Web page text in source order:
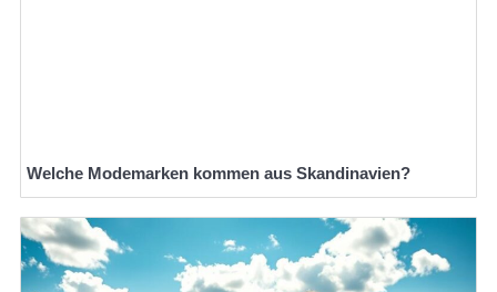
Welche Modemarken kommen aus Skandinavien?